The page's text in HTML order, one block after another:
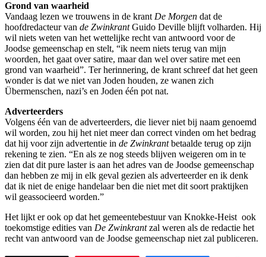
Grond van waarheid
Vandaag lezen we trouwens in de krant De Morgen dat de
hoofdredacteur van de ZwinkrantGuido Deville blijft volharden. Hij
wil niets weten van het wettelijke recht van antwoord voor de
Joodse gemeenschap en stelt, “ik neem niets terug van mijn
woorden, het gaat over satire, maar dan wel over satire met een
grond van waarheid”. Ter herinnering, de krant schreef dat het geen
wonder is dat we niet van Joden houden, ze wanen zich
Übermenschen, nazi’s en Joden één pot nat.
Adverteerders
Volgens één van de adverteerders, die liever niet bij naam genoemd
wil worden, zou hij het niet meer dan correct vinden om het bedrag
dat hij voor zijn advertentie in de Zwinkrantbetaalde terug op zijn
rekening te zien. “En als ze nog steeds blijven weigeren om in te
zien dat dit pure laster is aan het adres van de Joodse gemeenschap
dan hebben ze mij in elk geval gezien als adverteerder en ik denk
dat ik niet de enige handelaar ben die niet met dit soort praktijken
wil geassocieerd worden.”
Het lijkt er ook op dat het gemeentebestuur van Knokke-Heist ook
toekomstige edities van De Zwinkrantzal weren als de redactie het
recht van antwoord van de Joodse gemeenschap niet zal publiceren.